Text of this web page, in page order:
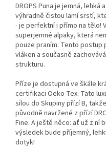
DROPS Puna je jemná,
výhradně čistou lamí srstí,
- je perfektní i přímo na tělo!
superjemné alpaky, která
pouze praním. Tento
vláken a současně
strukturu.
Příze je dostupná ve škále
certifikaci Oeko-Tex. Tato
silou do Skupiny přízí B,
původně navržené z přízí
Fine. A ještě něco: ať už z ní
výsledek bude příjemný,
dotyk!